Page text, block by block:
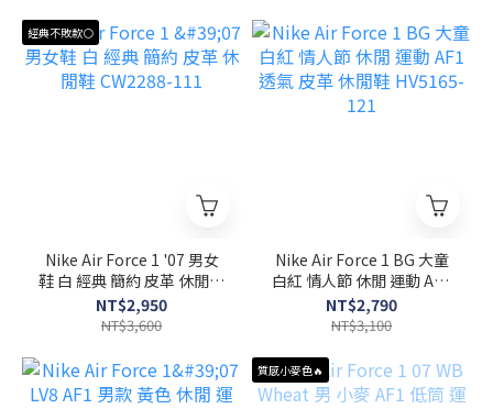
經典不敗款⚪
Nike Air Force 1 '07 男女
鞋 白 經典 簡約 皮革 休閒鞋
CW2288-111
NT$2,950
NT$3,600
Nike Air Force 1 BG 大童
白紅 情人節 休閒 運動 AF1
透氣 皮革 休閒鞋 HV5165-
121
NT$2,790
NT$3,100
質感小麥色🔥